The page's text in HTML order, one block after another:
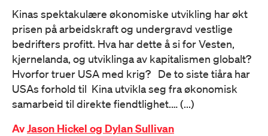
Kinas spektakulære økonomiske utvikling har økt
prisen på arbeidskraft og undergravd vestlige
bedrifters profitt. Hva har dette å si for Vesten,
kjernelanda, og utviklinga av kapitalismen globalt?
Hvorfor truer USA med krig? De to siste tiåra har
USAs forhold til Kina utvikla seg fra økonomisk
samarbeid til direkte fiendtlighet.… (...)
AvJason Hickel og Dylan Sullivan